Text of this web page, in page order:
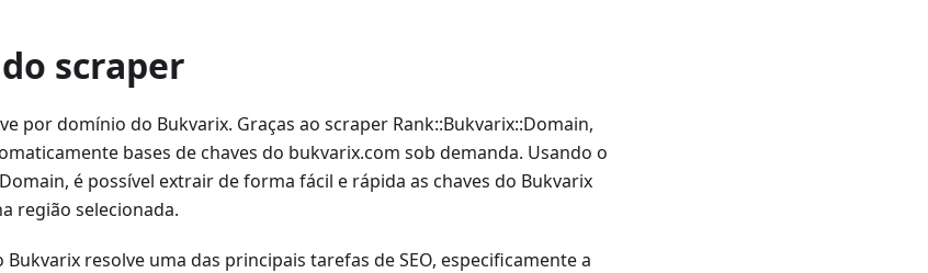
scraper
por domínio do Bukvarix. Graças ao scraper Rank::Bukvarix::Domain,
bases de chaves do bukvarix.com sob demanda. Usando o
é possível extrair de forma fácil e rápida as chaves do Bukvarix
região selecionada.
Bukvarix resolve uma das principais tarefas de SEO, especificamente a